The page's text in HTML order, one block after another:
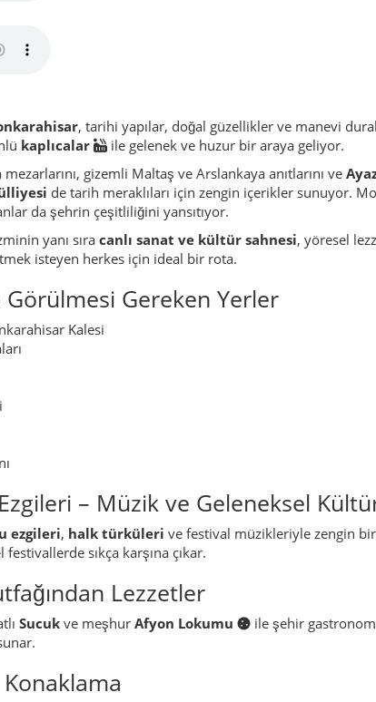
, tarihi yapılar, doğal güzellikler ve manevi
kaplıcalar
ile gelenek ve huzur bir araya geliyor.
gizemli Maltaş ve Arslankaya anıtlarını ve
de tarih meraklıları için zengin içerikler sunuyor.
da şehrin çeşitliliğini yansıtıyor.
yanı sıra canlı sanat ve kültür sahnesi, yöresel
isteyen herkes için ideal bir rota.
Gereken Yerler
Kalesi
– Müzik ve Geleneksel
ezgileri, halk türküleri ve festival müzikleriyle zengin
sıkça karşına çıkar.
Lezzetler
Sucuk ve meşhur Afyon Lokumu
ile şehir